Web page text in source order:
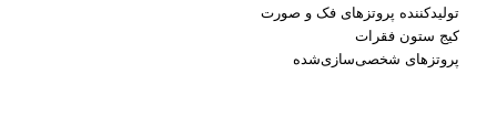
تولیدکننده پروتزهای فک و صورت
کیج ستون فقرات
پروتزهای شخصی‌سازی‌شده